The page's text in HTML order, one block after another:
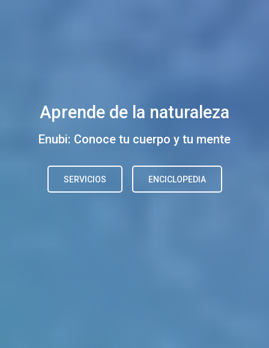
Aprende de la naturaleza
Enubi: Conoce tu cuerpo y tu mente
SERVICIOS ENCICLOPEDIA